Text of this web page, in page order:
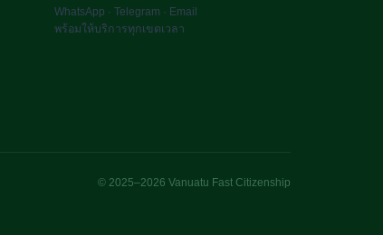
WhatsApp · Telegram · Email
พร้อมให้บริการทุกเขตเวลา
© 2025–2026 Vanuatu Fast Citizenship